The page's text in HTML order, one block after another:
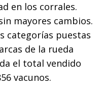
en los corrales.
mayores cambios.
categorías puestas
de la rueda
el total vendido
vacunos.